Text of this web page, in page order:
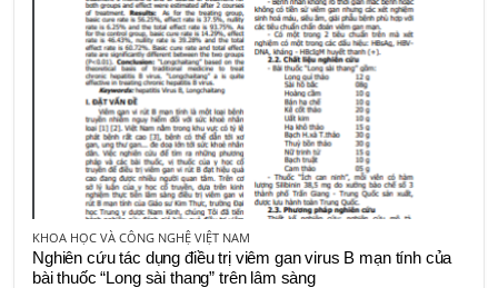
KHOA HỌC VÀ CÔNG NGHỆ VIỆT NAM
Nghiên cứu tác dụng điều trị viêm gan virus B mạn tính của
bài thuốc “Long sài thang” trên lâm sàng